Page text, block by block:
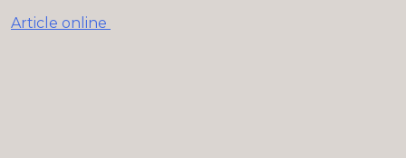
Article online